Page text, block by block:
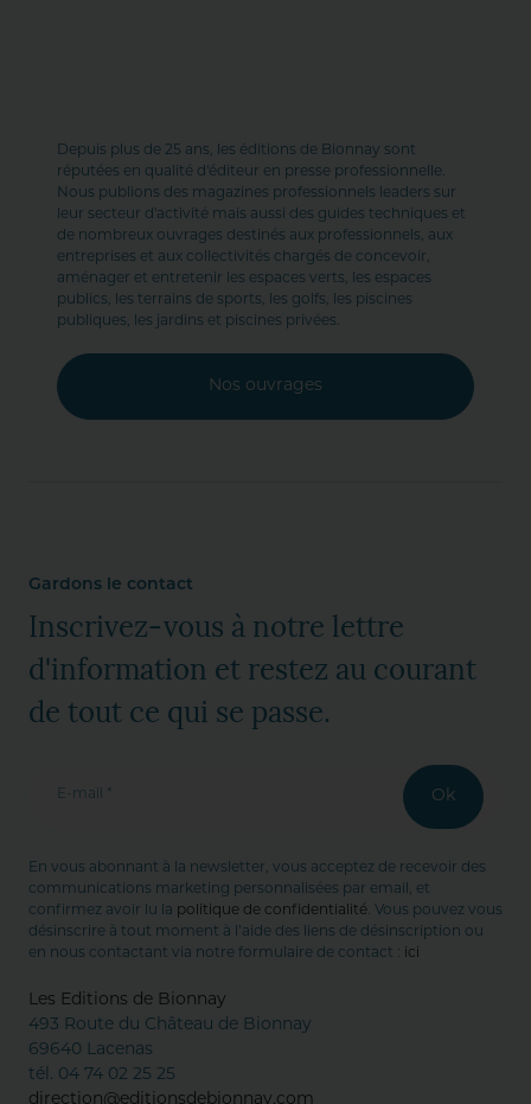
Depuis plus de 25 ans, les éditions de Bionnay sont
réputées en qualité d'éditeur en presse professionnelle.
Nous publions des magazines professionnels leaders sur
leur secteur d'activité mais aussi des guides techniques et
de nombreux ouvrages destinés aux professionnels, aux
entreprises et aux collectivités chargés de concevoir,
aménager et entretenir les espaces verts, les espaces
publics, les terrains de sports, les golfs, les piscines
publiques, les jardins et piscines privées.
Nos ouvrages
Gardons le contact
Inscrivez-vous à notre lettre
d'information et restez au courant
de tout ce qui se passe.
E-mail * Ok
En vous abonnant à la newsletter, vous acceptez de recevoir des
communications marketing personnalisées par email, et
confirmez avoir lu la politique de confidentialité. Vous pouvez vous
désinscrire à tout moment à l’aide des liens de désinscription ou
en nous contactant via notre formulaire de contact : ici
Les Editions de Bionnay
493 Route du Château de Bionnay
69640 Lacenas
tél. 04 74 02 25 25
direction@editionsdebionnay.com